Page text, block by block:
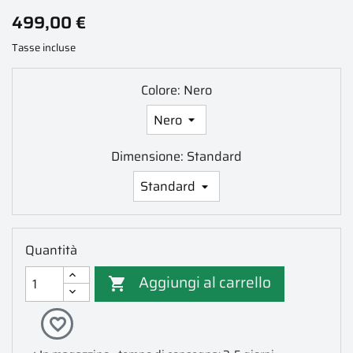
499,00 €
Tasse incluse
Colore: Nero
Dimensione: Standard
Quantità
 Aggiungi al carrello
favorite_border